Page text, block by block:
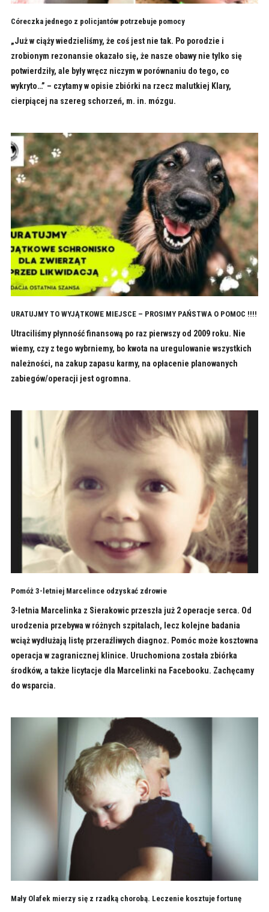
Córeczka jednego z policjantów potrzebuje pomocy
„Już w ciąży wiedzieliśmy, że coś jest nie tak. Po porodzie i
zrobionym rezonansie okazało się, że nasze obawy nie tylko się
potwierdziły, ale były wręcz niczym w porównaniu do tego, co
wykryto…” – czytamy w opisie zbiórki na rzecz malutkiej Klary,
cierpiącej na szereg schorzeń, m. in. mózgu.
URATUJMY TO WYJĄTKOWE MIEJSCE – PROSIMY PAŃSTWA O POMOC !!!!
Utraciliśmy płynność finansową po raz pierwszy od 2009 roku. Nie
wiemy, czy z tego wybrniemy, bo kwota na uregulowanie wszystkich
należności, na zakup zapasu karmy, na opłacenie planowanych
zabiegów/operacji jest ogromna.
Pomóż 3-letniej Marcelince odzyskać zdrowie
3-letnia Marcelinka z Sierakowic przeszła już 2 operacje serca. Od
urodzenia przebywa w różnych szpitalach, lecz kolejne badania
wciąż wydłużają listę przeraźliwych diagnoz. Pomóc może kosztowna
operacja w zagranicznej klinice. Uruchomiona została zbiórka
środków, a także licytacje dla Marcelinki na Facebooku. Zachęcamy
do wsparcia.
Mały Olafek mierzy się z rzadką chorobą. Leczenie kosztuje fortunę